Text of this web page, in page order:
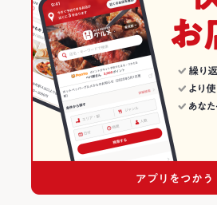
お子様連れ
お子様連れOK ：お子様連れも
会など、ゆったりお食事頂けま
ウェディン
グパーティ
ー二次会
－
当店ではAutoReserveからのご
常時50種以上のこだわりの日本
盛岡 × 和食全般
盛岡駅 × 和食
盛岡駅 × 和食全般
岩手 × 和食
岩手 × 和食全般
盛岡大通の居酒屋ランキング